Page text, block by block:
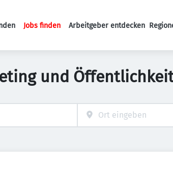
Haupt-Navigation
Jobs finden Arbeitgeber entdecken
und